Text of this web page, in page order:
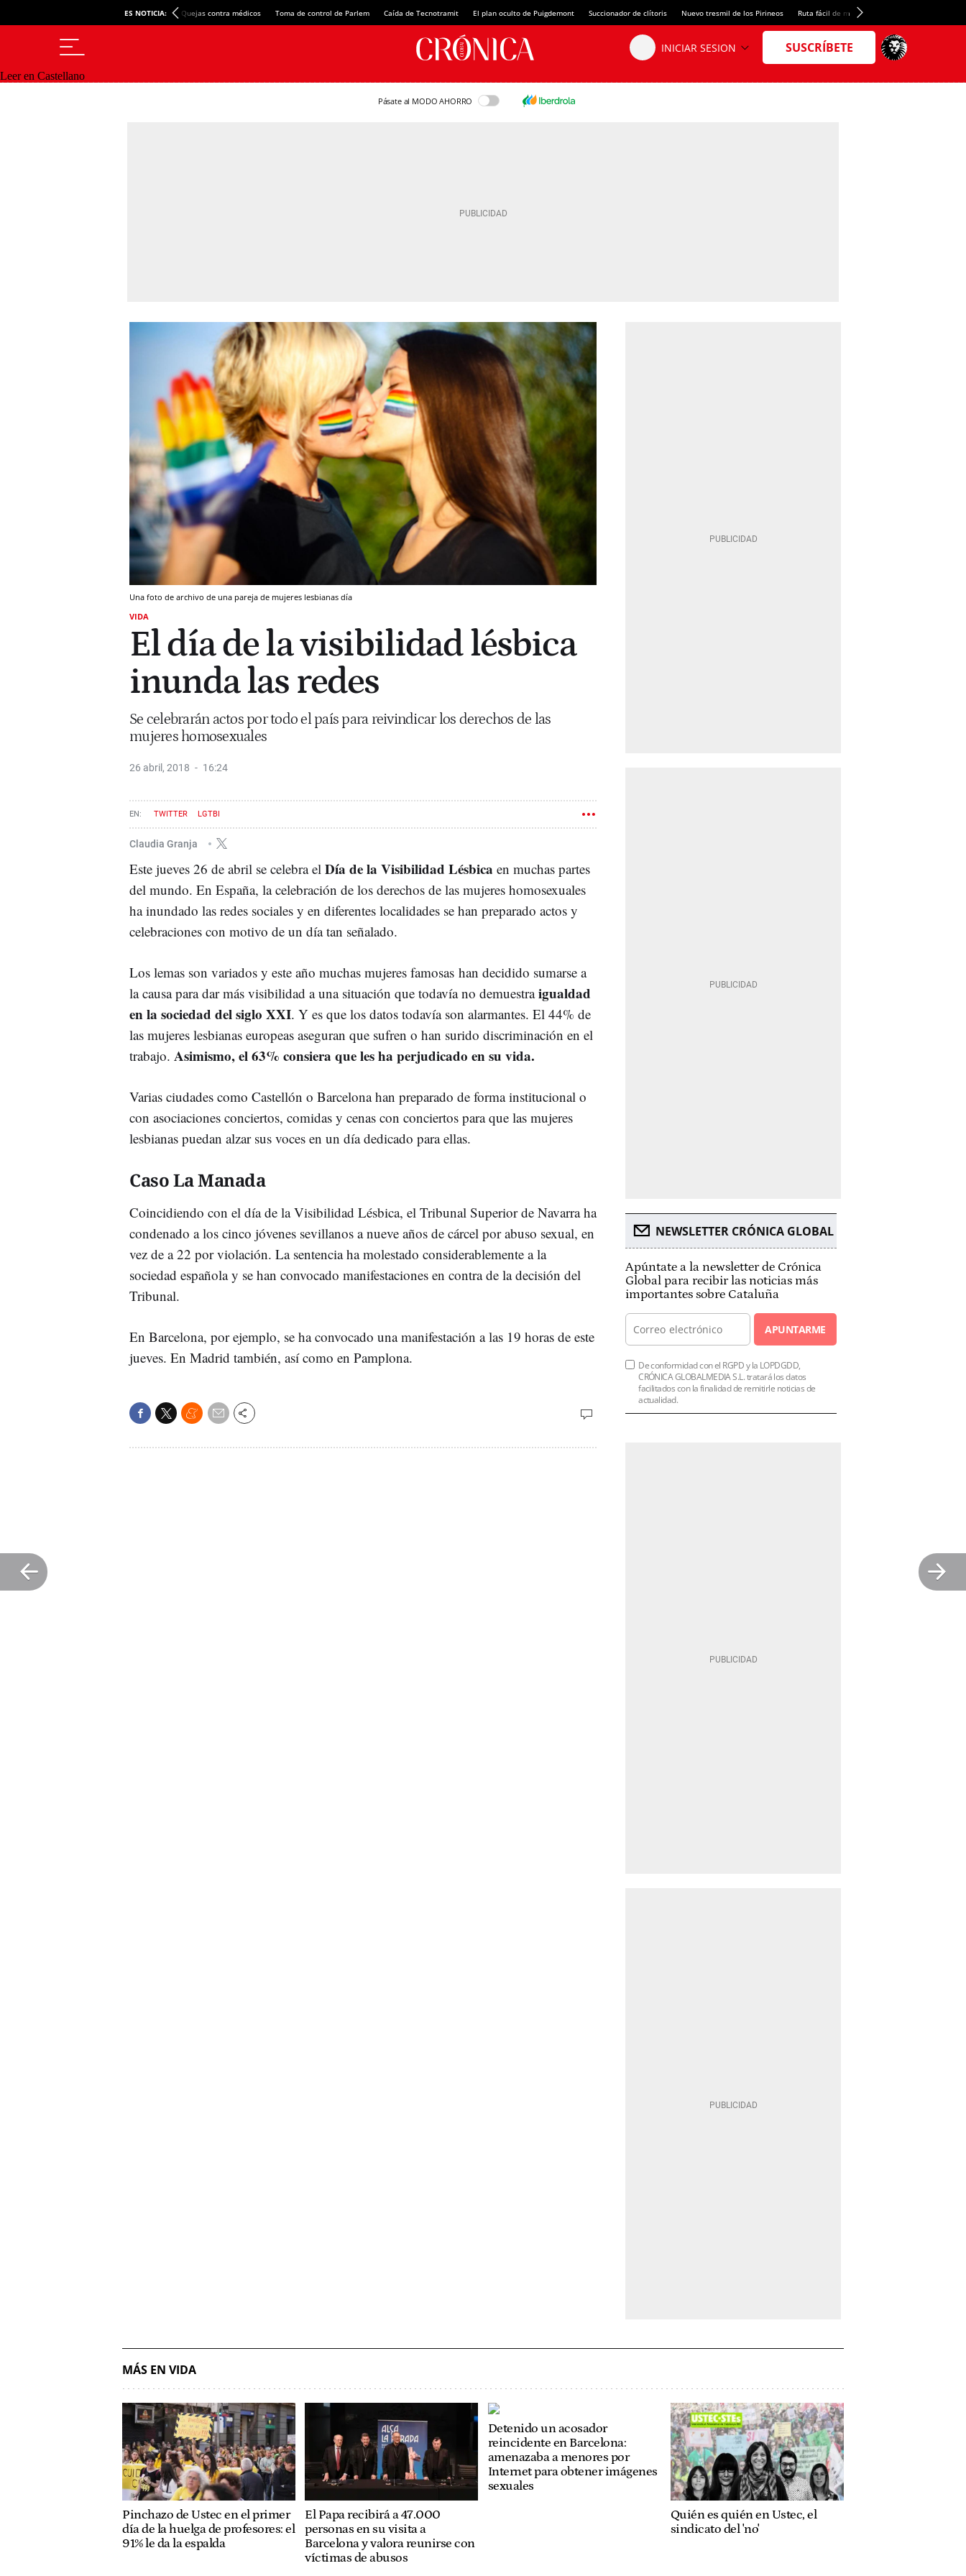
ES NOTICIA: Quejas contra médicos Toma de control de Parlem Caída de Tecnotramit El plan oculto de Puigdemont Succionador de clítoris Nuevo tresmil de los Pirineos Ruta fácil de montaña
Leer en Castellano
Pásate al MODO AHORRO
Una foto de archivo de una pareja de mujeres lesbianas día
VIDA
El día de la visibilidad lésbica
inunda las redes
Se celebrarán actos por todo el país para reivindicar los derechos de las
mujeres homosexuales
26 abril, 2018 16:24
TWITTER LGTBI
Claudia Granja
Este jueves 26 de abril se celebra el Día de la Visibilidad Lésbica en muchas partes
del mundo. En España, la celebración de los derechos de las mujeres homosexuales
ha inundado las redes sociales y en diferentes localidades se han preparado actos y
celebraciones con motivo de un día tan señalado.
Los lemas son variados y este año muchas mujeres famosas han decidido sumarse a
la causa para dar más visibilidad a una situación que todavía no demuestraigualdad
en la sociedad del siglo XXI. Y es que los datos todavía son alarmantes. El 44% de
las mujeres lesbianas europeas aseguran que sufren o han surido discriminación en el
trabajo. Asimismo, el 63% consiera que les ha perjudicado en su vida.
Varias ciudades como Castellón o Barcelona han preparado de forma institucional o
con asociaciones conciertos, comidas y cenas con conciertos para que las mujeres
lesbianas puedan alzar sus voces en un día dedicado para ellas.
Caso La Manada
Coincidiendo con el día de la Visibilidad Lésbica, el Tribunal Superior de Navarra ha
condenado a los cinco jóvenes sevillanos a nueve años de cárcel por abuso sexual, en
vez de a 22 por violación. La sentencia ha molestado considerablemente a la
sociedad española y se han convocado manifestaciones en contra de la decisión del
Tribunal.
En Barcelona, por ejemplo, se ha convocado una manifestación a las 19 horas de este
jueves. En Madrid también, así como en Pamplona.
NEWSLETTER CRÓNICA GLOBAL
Apúntate a la newsletter de Crónica
Global para recibir las noticias más
importantes sobre Cataluña
APUNTARME
De conformidad con el RGPD y la LOPDGDD,
CRÓNICA GLOBALMEDIA S.L. tratará los datos
facilitados con la finalidad de remitirle noticias de
actualidad.
MÁS EN VIDA
Pinchazo de Ustec en el primer
día de la huelga de profesores: el
91% le da la espalda
El Papa recibirá a 47.000
personas en su visita a
Barcelona y valora reunirse con
víctimas de abusos
Detenido un acosador
reincidente en Barcelona:
amenazaba a menores por
Internet para obtener imágenes
sexuales
Quién es quién en Ustec, el
sindicato del 'no'